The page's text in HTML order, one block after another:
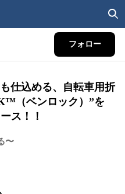
フォロー
仕込める、自転車用折
（ベンロック）”を
ス！！
〜